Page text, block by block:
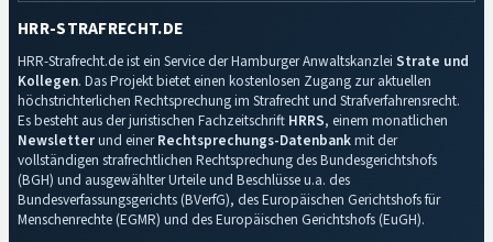
HRR-STRAFRECHT.DE
HRR-Strafrecht.de ist ein Service der Hamburger Anwaltskanzlei Strate und
Kollegen. Das Projekt bietet einen kostenlosen Zugang zur aktuellen
höchstrichterlichen Rechtsprechung im Strafrecht und Strafverfahrensrecht.
Es besteht aus der juristischen Fachzeitschrift HRRS, einem monatlichen
Newsletterund einerRechtsprechungs-Datenbankmit der
vollständigen strafrechtlichen Rechtsprechung des Bundesgerichtshofs
(BGH) und ausgewählter Urteile und Beschlüsse u.a. des
Bundesverfassungsgerichts (BVerfG), des Europäischen Gerichtshofs für
Menschenrechte (EGMR) und des Europäischen Gerichtshofs (EuGH).